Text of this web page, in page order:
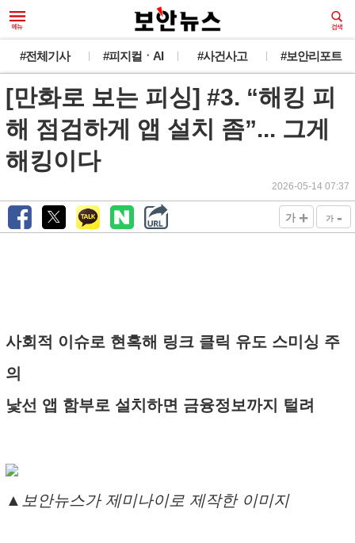
#전체기사 #피지컬ㆍAI #사건사고 #보안리포트
[만화로 보는 피싱] #3. “해킹 피
해 점검하게 앱 설치 좀”... 그게
해킹이다
2026-05-14 07:37
가 + 가 -
사회적 이슈로 현혹해 링크 클릭 유도 스미싱 주
의
낯선 앱 함부로 설치하면 금융정보까지 털려
▲보안뉴스가 제미나이로 제작한 이미지